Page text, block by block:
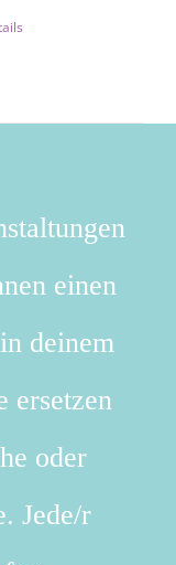
einen
deinem
ersetzen
oder
Jede/r